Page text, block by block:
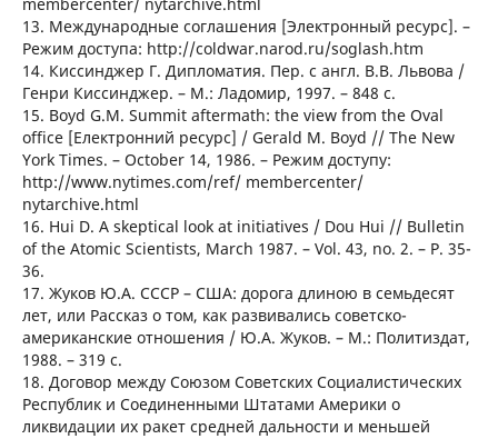
13. Международные соглашения [Электронный ресурс]. –
Режим доступа: http://coldwar.narod.ru/soglash.htm
14. Киссинджер Г. Дипломатия. Пер. с англ. В.В. Львова /
Генри Киссинджер. – М.: Ладомир, 1997. – 848 с.
15. Boyd G.M. Summit aftermath: the view from the Oval
office [Електронний ресурс] / Gerald M. Boyd // The New
York Times. – October 14, 1986. – Режим доступу:
http://www.nytimes.com/ref/ membercenter/
nytarchive.html
16. Hui D. A skeptical look at initiatives / Dou Hui // Bulletin
of the Atomic Scientists, March 1987. – Vol. 43, no. 2. – P. 35-
36.
17. Жуков Ю.А. СССР – США: дорога длиною в семьдесят
лет, или Рассказ о том, как развивались советско-
американские отношения / Ю.А. Жуков. – М.: Политиздат,
1988. – 319 с.
18. Договор между Союзом Советских Социалистических
Республик и Соединенными Штатами Америки о
ликвидации их ракет средней дальности и меньшей